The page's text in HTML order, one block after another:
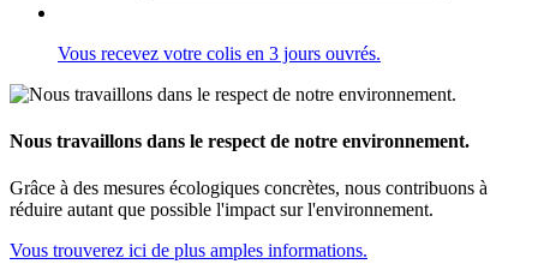
Vous recevez votre colis en 3 jours ouvrés.
Nous travaillons dans le respect de notre environnement.
Grâce à des mesures écologiques concrètes, nous contribuons à
réduire autant que possible l'impact sur l'environnement.
Vous trouverez ici de plus amples informations.